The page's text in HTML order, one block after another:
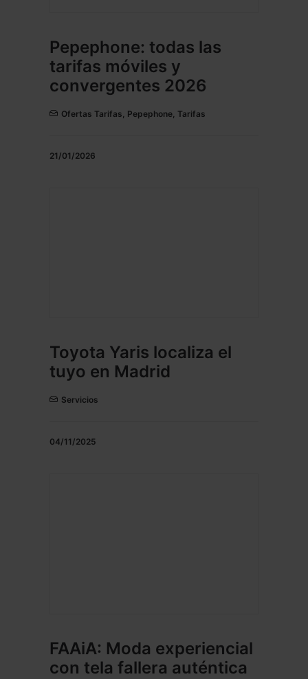
Pepephone: todas las
tarifas móviles y
convergentes 2026
Ofertas Tarifas, Pepephone, Tarifas
21/01/2026
Toyota Yaris localiza el
tuyo en Madrid
Servicios
04/11/2025
FAAiA: Moda experiencial
con tela fallera auténtica